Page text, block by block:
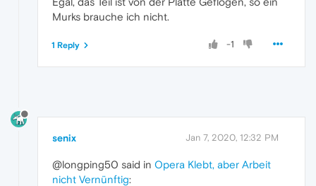
Murks brauche ich nicht.
-1
1 Reply
senix Jan 7, 2020, 12:32 PM
@longping50 said in Opera Klebt, aber Arbeit
nicht Vernünftig: